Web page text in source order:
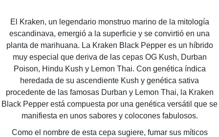
El Kraken, un legendario monstruo marino de la mitología
escandinava, emergió a la superficie y se convirtió en una
planta de marihuana. La Kraken Black Pepper es un híbrido
muy especial que deriva de las cepas OG Kush, Durban
Poison, Hindu Kush y Lemon Thai. Con genética índica
heredada de su ascendiente Kush y genética sativa
procedente de las famosas Durban y Lemon Thai, la Kraken
Black Pepper está compuesta por una genética versátil que se
manifiesta en unos sabores y colocones fabulosos.
Como el nombre de esta cepa sugiere, fumar sus míticos